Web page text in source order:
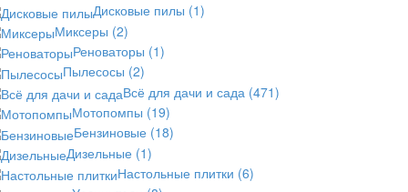
Дисковые пилы (1)
Миксеры (2)
Реноваторы (1)
Пылесосы (2)
Всё для дачи и сада (471)
Мотопомпы (19)
Бензиновые (18)
Дизельные (1)
Настольные плитки (6)